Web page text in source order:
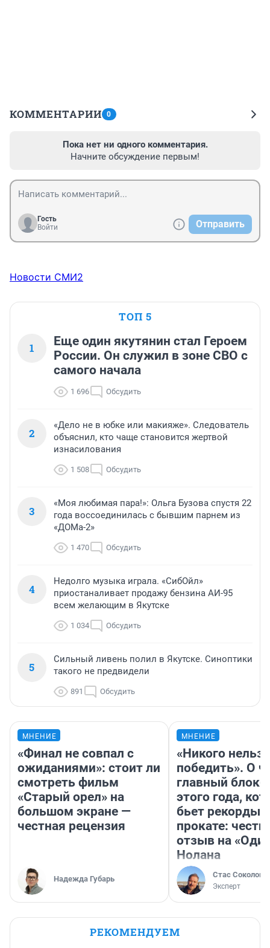
КОММЕНТАРИИ 0
Пока нет ни одного комментария.
Начните обсуждение первым!
Гость
Войти
Отправить
Новости СМИ2
ТОП 5
1
Еще один якутянин стал Героем
России. Он служил в зоне СВО с
самого начала
1 696 Обсудить
2
«Дело не в юбке или макияже». Следователь
объяснил, кто чаще становится жертвой
изнасилования
1 508 Обсудить
3
«Моя любимая пара!»: Ольга Бузова спустя 22
года воссоединилась с бывшим парнем из
«ДОМа-2»
1 470 Обсудить
4
Недолго музыка играла. «СибОйл»
приостаналивает продажу бензина АИ-95
всем желающим в Якутске
1 034 Обсудить
5
Сильный ливень полил в Якутске. Синоптики
такого не предвидели
891 Обсудить
МНЕНИЕ
«Финал не совпал с
ожиданиями»: стоит ли
смотреть фильм
«Старый орел» на
большом экране —
честная рецензия
Надежда Губарь
МНЕНИЕ
«Никого нельзя
победить». О
главный
этого года,
бьет рекорды в
прокате:
отзыв на
Нолана
Стас Соколов
Эксперт
РЕКОМЕНДУЕМ